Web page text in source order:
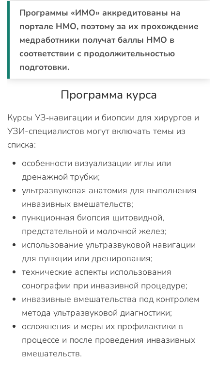
Программы «ИМО» аккредитованы на
портале НМО, поэтому за их прохождение
медработники получат баллы НМО в
соответствии с продолжительностью
подготовки.
Программа курса
Курсы УЗ‑навигации и биопсии для хирургов и
УЗИ-специалистов могут включать темы из
списка:
особенности визуализации иглы или
дренажной трубки;
ультразвуковая анатомия для выполнения
инвазивных вмешательств;
пункционная биопсия щитовидной,
предстательной и молочной желез;
использование ультразвуковой навигации
для пункции или дренирования;
технические аспекты использования
сонографии при инвазивной процедуре;
инвазивные вмешательства под контролем
метода ультразвуковой диагностики;
осложнения и меры их профилактики в
процессе и после проведения инвазивных
вмешательств.